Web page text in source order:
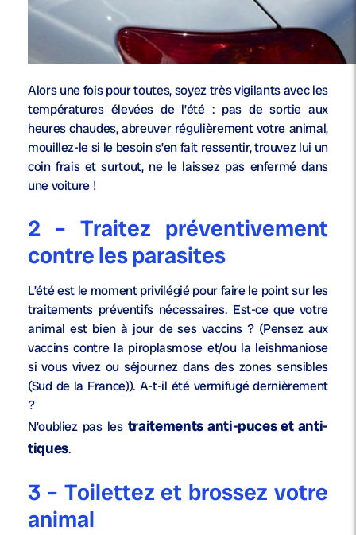
Alors une fois pour toutes, soyez très vigilants avec les
températures élevées de l’été : pas de sortie aux
heures chaudes, abreuver régulièrement votre animal,
mouillez-le si le besoin s’en fait ressentir, trouvez lui un
coin frais et surtout, ne le laissez pas enfermé dans
une voiture !
2 – Traitez préventivement
contre les parasites
L’été est le moment privilégié pour faire le point sur les
traitements préventifs nécessaires. Est-ce que votre
animal est bien à jour de ses vaccins ? (Pensez aux
vaccins contre la piroplasmose et/ou la leishmaniose
si vous vivez ou séjournez dans des zones sensibles
(Sud de la France)). A-t-il été vermifugé dernièrement
?
N’oubliez pas les traitements anti-puces et anti-
tiques.
3 – Toilettez et brossez votre
animal